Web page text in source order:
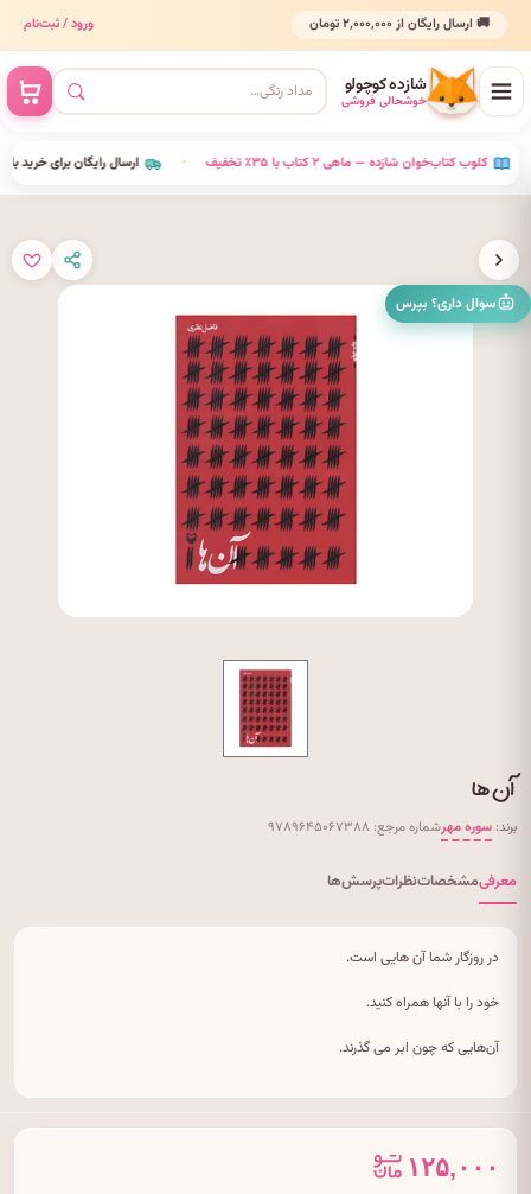
🚚 ارسال رایگان از ۲٬۰۰۰٬۰۰۰ تومان ورود / ثبت‌نام
شازده کوچولو
خوشحالی فروشی
ارسال رایگان برای خرید • کلوب کتاب‌خوان شازده — ماهی ۲ کتاب با ۳۵٪ تخفیف •
سوال داری؟ بپرس
آن ها
برند: سوره مهرشماره مرجع: ۹۷۸۹۶۴۵۰۶۷۳۸۸
معرفیمشخصاتنظراتپرسش‌ها
در روزگار شما آن هایی است.
خود را با آنها همراه کنید.
آن‌هایی که چون ابر می گذرند.
۱۲۵,۰۰۰